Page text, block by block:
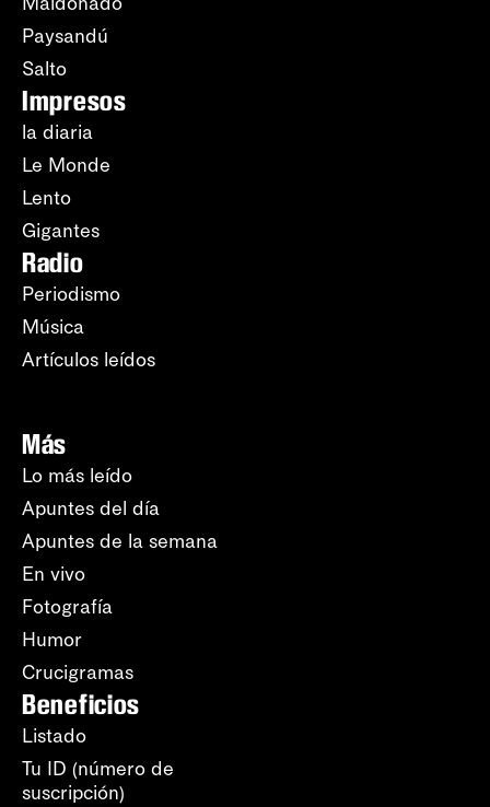
Paysandú
Salto
Impresos
la diaria
Le Monde
Lento
Gigantes
Radio
Periodismo
Música
Artículos leídos
Más
Lo más leído
Apuntes del día
Apuntes de la semana
En vivo
Fotografía
Humor
Crucigramas
Beneficios
Listado
Tu ID (número de
suscripción)